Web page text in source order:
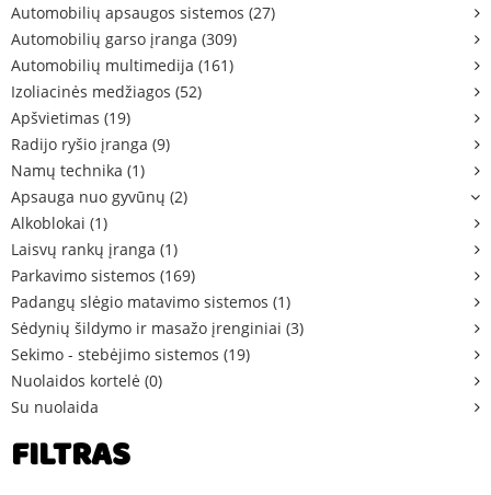
Automobilių apsaugos sistemos (27)
Automobilių garso įranga (309)
Automobilių multimedija (161)
Izoliacinės medžiagos (52)
Apšvietimas (19)
Radijo ryšio įranga (9)
Namų technika (1)
Apsauga nuo gyvūnų (2)
Alkoblokai (1)
Laisvų rankų įranga (1)
Parkavimo sistemos (169)
Padangų slėgio matavimo sistemos (1)
Sėdynių šildymo ir masažo įrenginiai (3)
Sekimo - stebėjimo sistemos (19)
Nuolaidos kortelė (0)
Su nuolaida
FILTRAS